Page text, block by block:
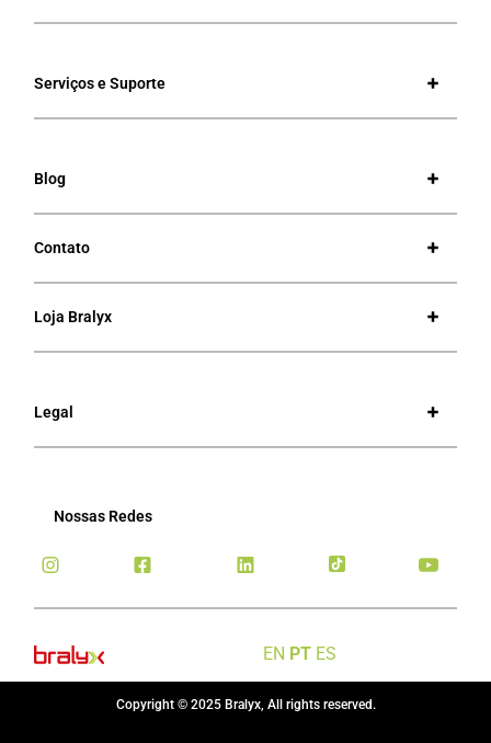
Serviços e Suporte
Blog
Contato
Loja Bralyx
Legal
Nossas Redes
EN PT ES
Copyright © 2025 Bralyx, All rights reserved.